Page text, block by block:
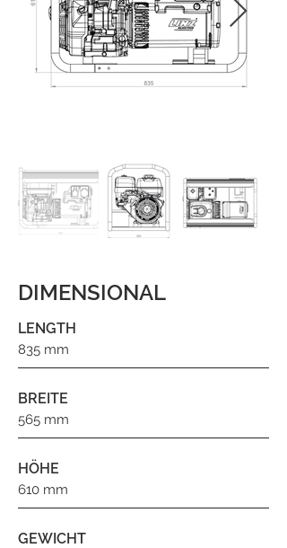
DIMENSIONAL
LENGTH
835 mm
BREITE
565 mm
HÖHE
610 mm
GEWICHT